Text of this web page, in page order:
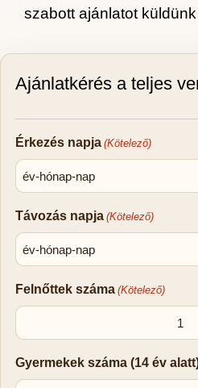
szabott ajánlatot
Ajánlatkérés a teljes
Érkezés napja (Kötelező)
Távozás napja (Kötelező)
Felnőttek száma (Kötelező)
Gyermekek száma (14 év